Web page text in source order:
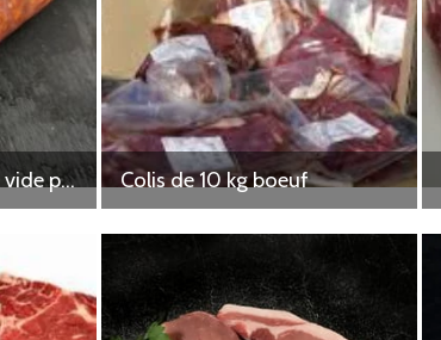
Chorizo à griller sous vide par 4 Colis de 10 kg boeuf